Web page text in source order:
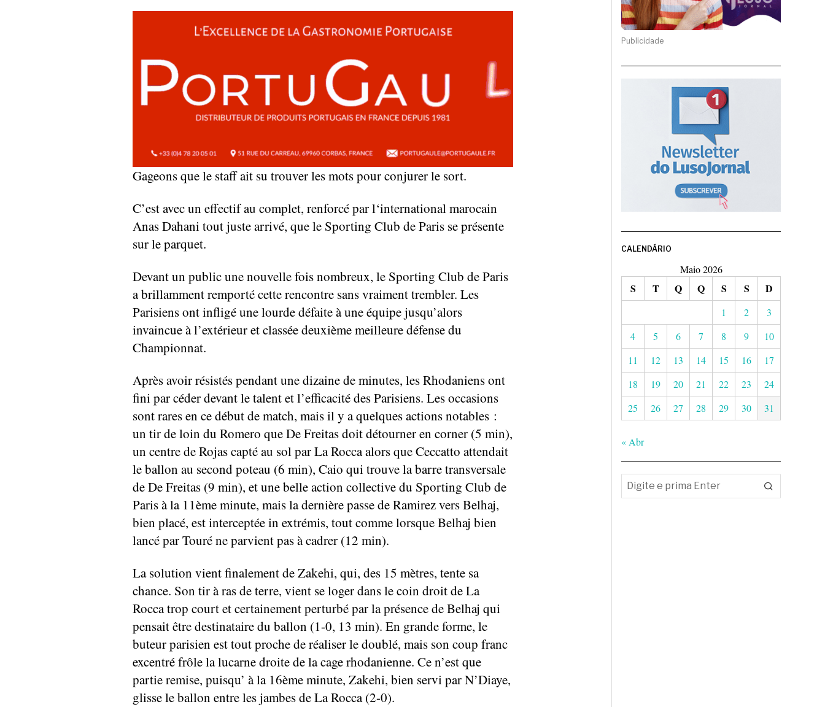
Gageons que le staff ait su trouver les mots pour conjurer le sort.
C’est avec un effectif au complet, renforcé par l‘international marocain
Anas Dahani tout juste arrivé, que le Sporting Club de Paris se présente
sur le parquet.
Devant un public une nouvelle fois nombreux, le Sporting Club de Paris
a brillamment remporté cette rencontre sans vraiment trembler. Les
Parisiens ont infligé une lourde défaite à une équipe jusqu’alors
invaincue à l’extérieur et classée deuxième meilleure défense du
Championnat.
Après avoir résistés pendant une dizaine de minutes, les Rhodaniens ont
fini par céder devant le talent et l’efficacité des Parisiens. Les occasions
sont rares en ce début de match, mais il y a quelques actions notables :
un tir de loin du Romero que De Freitas doit détourner en corner (5 min),
un centre de Rojas capté au sol par La Rocca alors que Ceccatto attendait
le ballon au second poteau (6 min), Caio qui trouve la barre transversale
de De Freitas (9 min), et une belle action collective du Sporting Club de
Paris à la 11ème minute, mais la dernière passe de Ramirez vers Belhaj,
bien placé, est interceptée in extrémis, tout comme lorsque Belhaj bien
lancé par Touré ne parvient pas à cadrer (12 min).
La solution vient finalement de Zakehi, qui, des 15 mètres, tente sa
chance. Son tir à ras de terre, vient se loger dans le coin droit de La
Rocca trop court et certainement perturbé par la présence de Belhaj qui
pensait être destinataire du ballon (1-0, 13 min). En grande forme, le
buteur parisien est tout proche de réaliser le doublé, mais son coup franc
excentré frôle la lucarne droite de la cage rhodanienne. Ce n’est que
partie remise, puisqu’ à la 16ème minute, Zakehi, bien servi par N’Diaye,
glisse le ballon entre les jambes de La Rocca (2-0).
Publicidade
CALENDÁRIO
Maio 2026
S T Q Q S S D
1 2
3
4
5 6 7 8 9
10
11
12 13 14 15 16
17
18
19 20 21 22 23
24
25
26 27 28 29 30 31
« Abr